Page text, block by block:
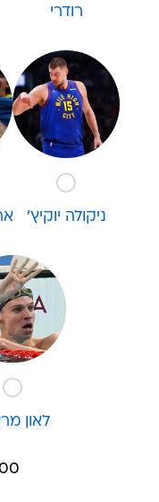
רודרי
ניקולה יוקיץ'
לאון